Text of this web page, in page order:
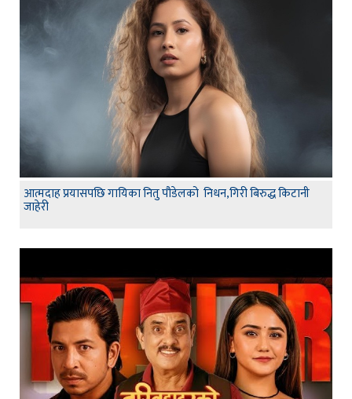
आत्मदाह प्रयासपछि गायिका नितु पौडेलको निधन,गिरी बिरुद्ध किटानी
जाहेरी